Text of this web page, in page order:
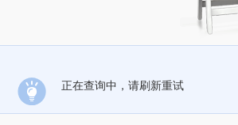
正在查询中，请刷新重试